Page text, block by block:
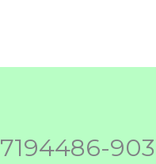
7194486-